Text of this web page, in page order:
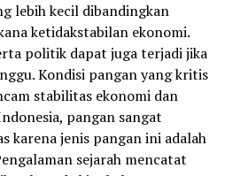
lebih kecil dibandingkan
ketidakstabilan ekonomi.
politik dapat juga terjadi jika
Kondisi pangan yang kritis
stabilitas ekonomi dan
pangan sangat
karena jenis pangan ini adalah
sejarah mencatat